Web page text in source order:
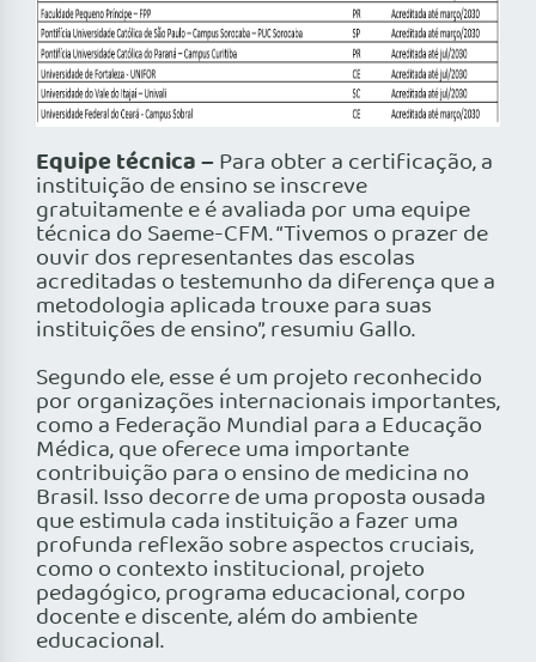
Equipe técnica –Para obter a certificação, a
instituição de ensino se inscreve
gratuitamente e é avaliada por uma equipe
técnica do Saeme-CFM. “Tivemos o prazer de
ouvir dos representantes das escolas
acreditadas o testemunho da diferença que a
metodologia aplicada trouxe para suas
instituições de ensino”, resumiu Gallo.
Segundo ele, esse é um projeto reconhecido
por organizações internacionais importantes,
como a Federação Mundial para a Educação
Médica, que oferece uma importante
contribuição para o ensino de medicina no
Brasil. Isso decorre de uma proposta ousada
que estimula cada instituição a fazer uma
profunda reflexão sobre aspectos cruciais,
como o contexto institucional, projeto
pedagógico, programa educacional, corpo
docente e discente, além do ambiente
educacional.